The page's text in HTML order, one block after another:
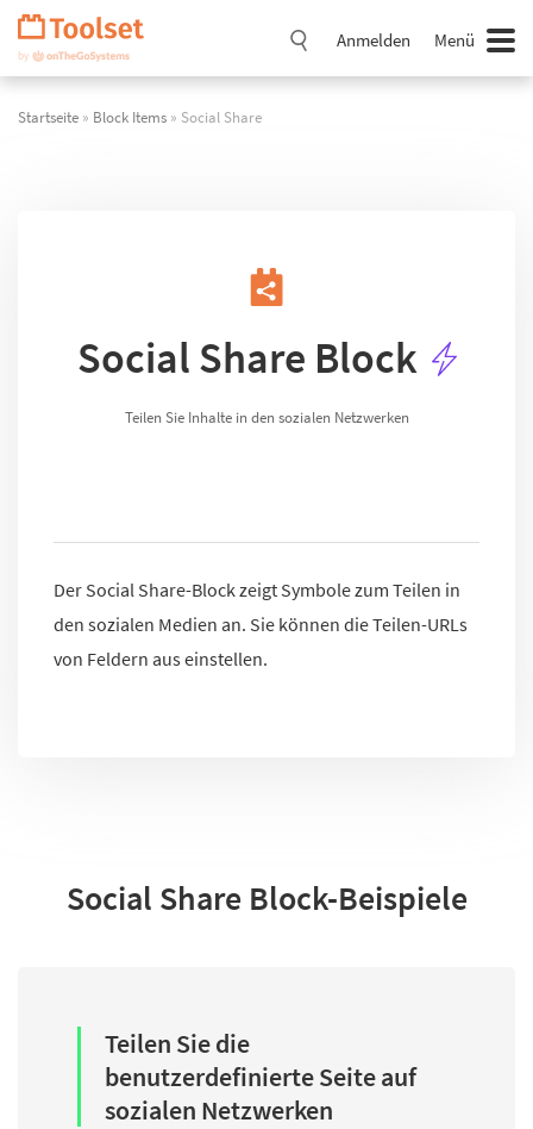
Navigation
überspringen
Anmelden Menü
Startseite » Block Items » Social Share
Social Share Block
Teilen Sie Inhalte in den sozialen Netzwerken
Der Social Share-Block zeigt Symbole zum Teilen in
den sozialen Medien an. Sie können die Teilen-URLs
von Feldern aus einstellen.
Social Share Block-Beispiele
Teilen Sie die
benutzerdefinierte Seite auf
sozialen Netzwerken